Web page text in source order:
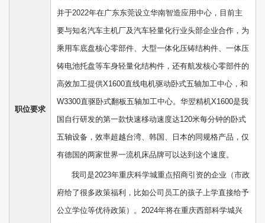
职位要求
并于2022年在广东东莞设立华南智造应用中心，目前主
要与知名汽车主机厂及汽车轻量化行业头部企业合作，为
乘用车底盘核心零部件、大型一体化压铸结构件、一体压
铸电池托盘等车身轻量化结构件，还有航发核心零部件的
高效加工提供X1600直线电机驱动卧式五轴加工中心，和
W3300直驱卧式翻板五轴加工中心。华翌精机X1600是我
国自行研发的第一款快速移动速度达120米每分钟的卧式
五轴设备，效率超越台湾、韩国、日本的同规格产品，仅
有德国的两家世界一流机床品牌可以达到这个速度。
我司是2023年重庆科学城重点招商引资的企业（市政
府给了很多政策福利，比如公司员工的孩子上学直接给予
公立学位等优待政策）。2024年将在重庆西部科学城兴